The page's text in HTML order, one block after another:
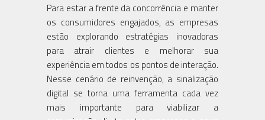
Para estar a frente da concorrência e manter
os consumidores engajados, as empresas
estão explorando estratégias inovadoras
para atrair clientes e melhorar sua
experiência em todos os pontos de interação.
Nesse cenário de reinvenção, a sinalização
digital se torna uma ferramenta cada vez
mais importante para viabilizar a